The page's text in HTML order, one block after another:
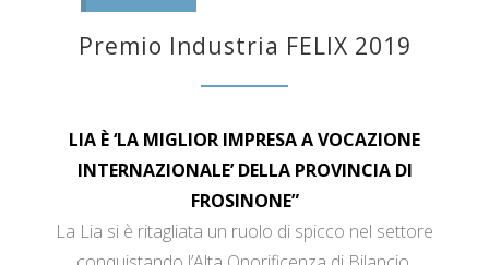
Premio Industria FELIX 2019
LIA È ‘LA MIGLIOR IMPRESA A VOCAZIONE
INTERNAZIONALE’ DELLA PROVINCIA DI
FROSINONE”
La Lia si è ritagliata un ruolo di spicco nel settore